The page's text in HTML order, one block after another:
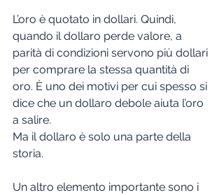
L’oro è quotato in dollari. Quindi,
quando il dollaro perde valore, a
parità di condizioni servono più dollari
per comprare la stessa quantità di
oro. È uno dei motivi per cui spesso si
dice che un dollaro debole aiuta l’oro
a salire.
Ma il dollaro è solo una parte della
storia.
Un altro elemento importante sono i